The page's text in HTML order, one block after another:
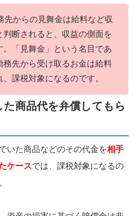
からの見舞金は給料など収
判断されると、収益の側面を
。「見舞金」という名目であ
務先から受け取るお金は給料
課税対象になるのです。
た商品代を弁償してもら
いた商品などのその代金を相手
ケースでは、課税対象になるの